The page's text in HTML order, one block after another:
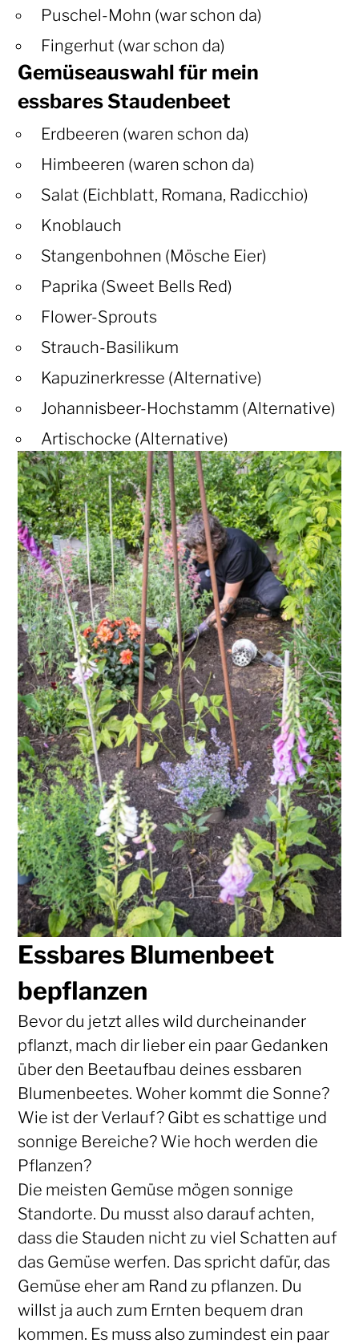
Puschel-Mohn (war schon da)
Fingerhut (war schon da)
Gemüseauswahl für mein
essbares Staudenbeet
Erdbeeren (waren schon da)
Himbeeren (waren schon da)
Salat (Eichblatt, Romana, Radicchio)
Knoblauch
Stangenbohnen (Mösche Eier)
Paprika (Sweet Bells Red)
Flower-Sprouts
Strauch-Basilikum
Kapuzinerkresse (Alternative)
Johannisbeer-Hochstamm (Alternative)
Artischocke (Alternative)
Essbares Blumenbeet
bepflanzen
Bevor du jetzt alles wild durcheinander
pflanzt, mach dir lieber ein paar Gedanken
über den Beetaufbau deines essbaren
Blumenbeetes. Woher kommt die Sonne?
Wie ist der Verlauf? Gibt es schattige und
sonnige Bereiche? Wie hoch werden die
Pflanzen?
Die meisten Gemüse mögen sonnige
Standorte. Du musst also darauf achten,
dass die Stauden nicht zu viel Schatten auf
das Gemüse werfen. Das spricht dafür, das
Gemüse eher am Rand zu pflanzen. Du
willst ja auch zum Ernten bequem dran
kommen. Es muss also zumindest ein paar